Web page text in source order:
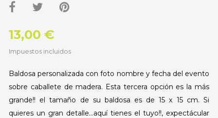
13,00 €
Impuestos incluidos
Baldosa personalizada con foto nombre y fecha del evento
sobre caballete de madera. Esta tercera opción es la más
grande!! el tamaño de su baldosa es de 15 x 15 cm. Si
quieres un gran detalle...aquí tienes el tuyo!!, expectácular